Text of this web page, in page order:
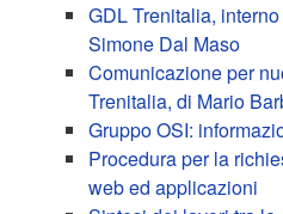
GDL Trenitalia,
Simone Dal Maso
Comunicazione per
Trenitalia, di Mario
Gruppo OSI:
Procedura per la
web ed applicazioni